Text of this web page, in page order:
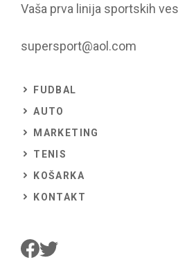
Vaša prva linija sportskih
supersport@aol.com
FUDBAL
AUTO
MARKETING
TENIS
KOŠARKA
KONTAKT